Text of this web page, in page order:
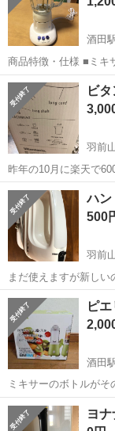
酒田
商品特徴・仕様 ■ミキ
高さ34.5cm×幅15cm×奥行
貰ったものなのでし
山形 酒田市
ビ
羽前
昨年の10月に楽天で
に使いたかったのです
でその後使用してい
ッパー容器と生クリー
山形 東村山郡
ハン
500
羽前
まだ使えますが新しい
山形 東村山郡
ハンドミキサー
ピ
酒田
ミキサーのボトルがそのまま
ブランド、メーカー：
山形 酒田市 酒
ヨ